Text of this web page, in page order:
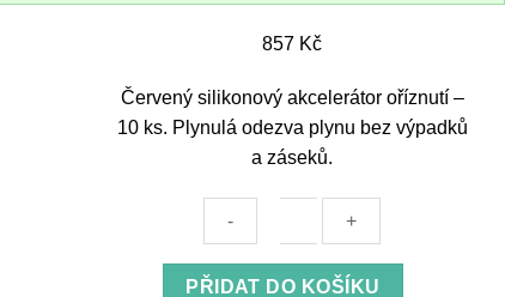
857 Kč
Červený silikonový akcelerátor oříznutí –
10 ks. Plynulá odezva plynu bez výpadků
a záseků.
PŘIDAT DO KOŠÍKU